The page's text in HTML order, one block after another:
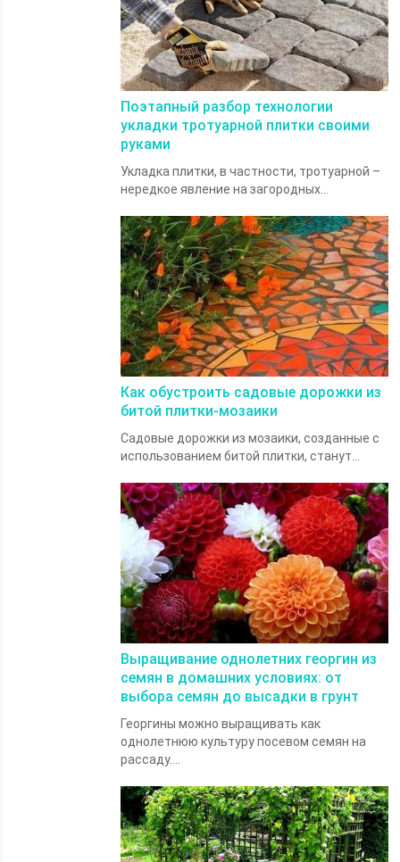
Поэтапный разбор технологии
укладки тротуарной плитки своими
руками
Укладка плитки, в частности, тротуарной –
нередкое явление на загородных...
Как обустроить садовые дорожки из
битой плитки-мозаики
Садовые дорожки из мозаики, созданные с
использованием битой плитки, станут...
Выращивание однолетних георгин из
семян в домашних условиях: от
выбора семян до высадки в грунт
Георгины можно выращивать как
однолетнюю культуру посевом семян на
рассаду....